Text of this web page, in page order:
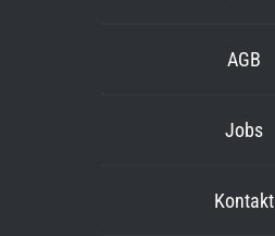
AGB
Jobs
Kontakt